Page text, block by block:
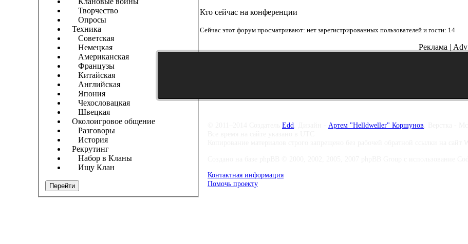
Творчество
Опросы
Техника
Советская
Немецкая
Американская
Французы
Китайская
Английская
Япония
Чехословацкая
Швецкая
Околоигровое общение
Разговоры
История
Рекрутинг
Набор в Кланы
Ищу Клан
Перейти
Кто сейчас на конференции
Сейчас этот форум просматривают: нет зарегистрированных пользователей и гости: 14
Реклама | Adv
Edd Артем "Helldweller" Коршунов
Контактная информация
Помочь проекту